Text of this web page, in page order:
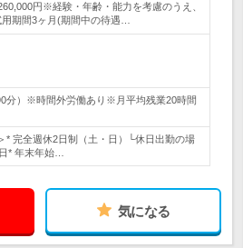
円※経験・年齢・能力を考慮のうえ、
期間3ヶ月(期間中の待遇…
分）※時間外労働あり※月平均残業20時間
* 完全週休2日制（土・日）└休日出勤の場
* 年末年始…
気になる